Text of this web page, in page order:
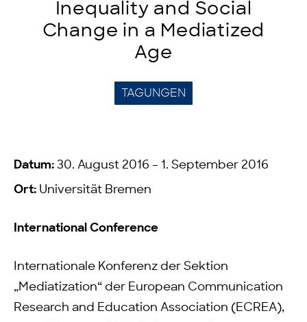
Inequality and Social
Change in a Mediatized
Age
TAGUNGEN
Datum: 30. August 2016 – 1. September 2016
Ort: Universität Bremen
International Conference
Internationale Konferenz der Sektion
„Mediatization“ der European Communication
Research and Education Association (ECREA),